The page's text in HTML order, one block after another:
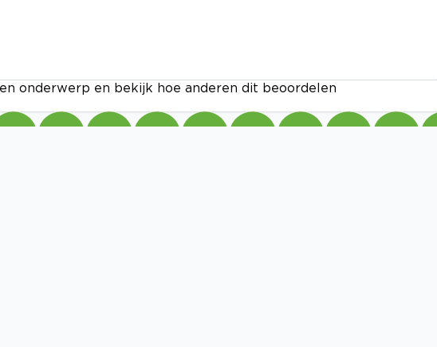
onderwerp en bekijk hoe anderen dit beoordelen